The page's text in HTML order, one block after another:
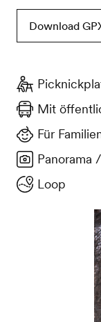
Download
Mit
Für
Panorama
Loop